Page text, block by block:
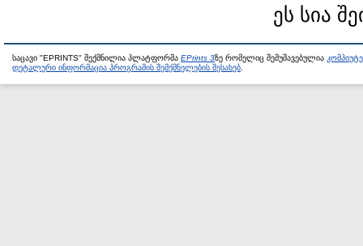
ეს სია
საცავი "EPRINTS" შექმნილია პლატფორმა EPrints 3ზე რომელიც შემუშავებულია
დეტალური ინფორმაცია პროგრამის შემქმნელების შესახებ